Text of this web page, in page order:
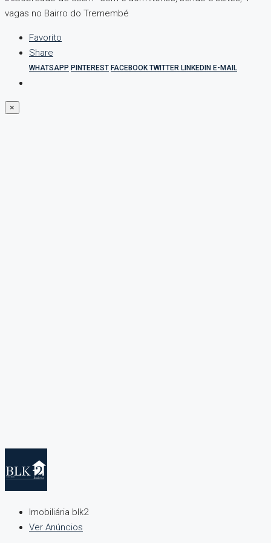
Favorito
Share
WHATSAPP PINTEREST FACEBOOK TWITTER LINKEDIN E-MAIL
×
Imobiliária blk2
Ver Anúncios